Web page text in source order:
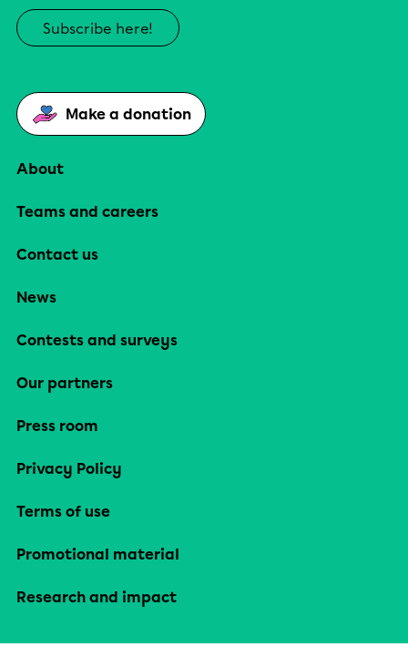
Subscribe here!
Make a donation
About
Teams and careers
Contact us
News
Contests and surveys
Our partners
Press room
Privacy Policy
Terms of use
Promotional material
Research and impact